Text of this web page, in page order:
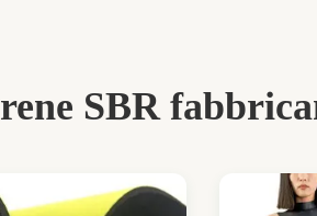
SBR